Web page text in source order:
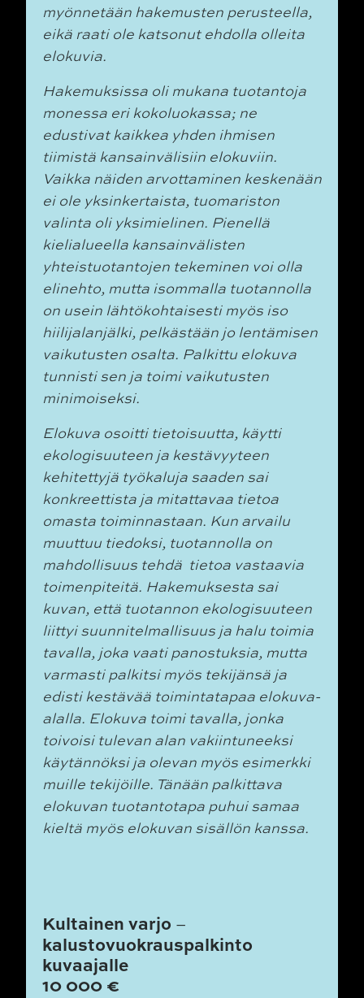
myönnetään hakemusten perusteella,
eikä raati ole katsonut ehdolla olleita
elokuvia.
Hakemuksissa oli mukana tuotantoja
monessa eri kokoluokassa; ne
edustivat kaikkea yhden ihmisen
tiimistä kansainvälisiin elokuviin.
Vaikka näiden arvottaminen keskenään
ei ole yksinkertaista, tuomariston
valinta oli yksimielinen. Pienellä
kielialueella kansainvälisten
yhteistuotantojen tekeminen voi olla
elinehto, mutta isommalla tuotannolla
on usein lähtökohtaisesti myös iso
hiilijalanjälki, pelkästään jo lentämisen
vaikutusten osalta. Palkittu elokuva
tunnisti sen ja toimi vaikutusten
minimoiseksi.
Elokuva osoitti tietoisuutta, käytti
ekologisuuteen ja kestävyyteen
kehitettyjä työkaluja saaden sai
konkreettista ja mitattavaa tietoa
omasta toiminnastaan. Kun arvailu
muuttuu tiedoksi, tuotannolla on
mahdollisuus tehdä tietoa vastaavia
toimenpiteitä. Hakemuksesta sai
kuvan, että tuotannon ekologisuuteen
liittyi suunnitelmallisuus ja halu toimia
tavalla, joka vaati panostuksia, mutta
varmasti palkitsi myös tekijänsä ja
edisti kestävää toimintatapaa elokuva-
alalla. Elokuva toimi tavalla, jonka
toivoisi tulevan alan vakiintuneeksi
käytännöksi ja olevan myös esimerkki
muille tekijöille. Tänään palkittava
elokuvan tuotantotapa puhui samaa
kieltä myös elokuvan sisällön kanssa.
Kultainen varjo –
kalustovuokrauspalkinto
kuvaajalle
10 000 €